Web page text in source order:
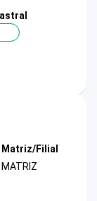
Matriz/Filial
MATRIZ